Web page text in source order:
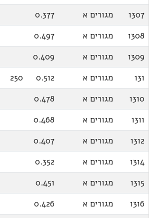
1307
מגורים א
0.377
1308
מגורים א
0.497
1309
מגורים א
0.409
131
מגורים א 0.512
250
1310
מגורים א
0.478
1311
מגורים א
0.468
1312
מגורים א
0.407
1314
מגורים א
0.352
1315
מגורים א
0.451
1316
מגורים א
0.426